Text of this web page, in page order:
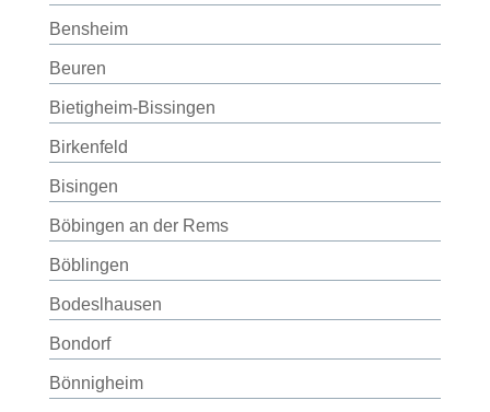
Bensheim
Beuren
Bietigheim-Bissingen
Birkenfeld
Bisingen
Böbingen an der Rems
Böblingen
Bodeslhausen
Bondorf
Bönnigheim